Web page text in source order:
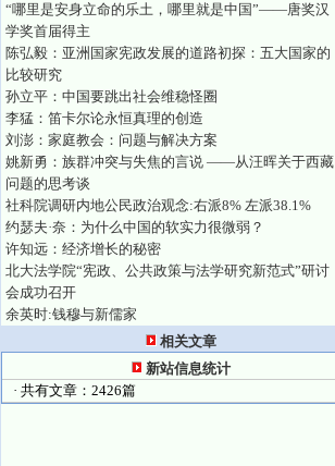
“哪里是安身立命的乐土，哪里就是中国”——唐奖汉
学奖首届得主
陈弘毅：亚洲国家宪政发展的道路初探：五大国家的
比较研究
孙立平：中国要跳出社会维稳怪圈
李猛：笛卡尔论永恒真理的创造
刘澎：家庭教会：问题与解决方案
姚新勇：族群冲突与失焦的言说 ——从汪晖关于西藏
问题的思考谈
社科院调研内地公民政治观念:右派8% 左派38.1%
约瑟夫·奈：为什么中国的软实力很微弱？
许知远：经济增长的秘密
北大法学院“宪政、公共政策与法学研究新范式”研讨
会成功召开
余英时:钱穆与新儒家
相关文章
新站信息统计
· 共有文章：2426篇